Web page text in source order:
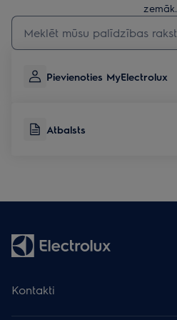
zemāk.
Rakstiet, lai meklētu rakstus par atbalstu
Pievienoties MyElectrolux
Atbalsts
Kontakti